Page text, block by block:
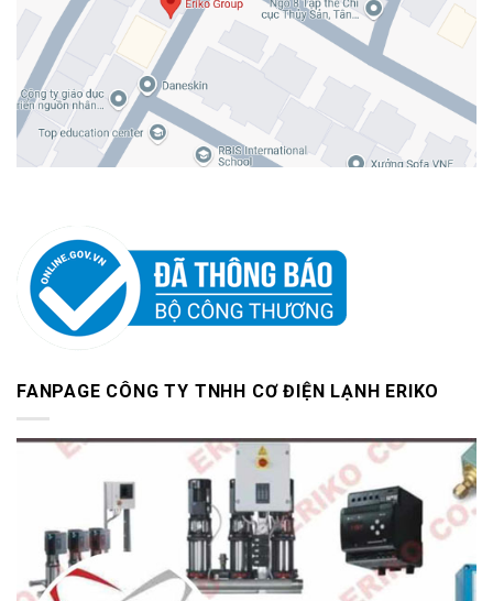
FANPAGE CÔNG TY TNHH CƠ ĐIỆN LẠNH ERIKO